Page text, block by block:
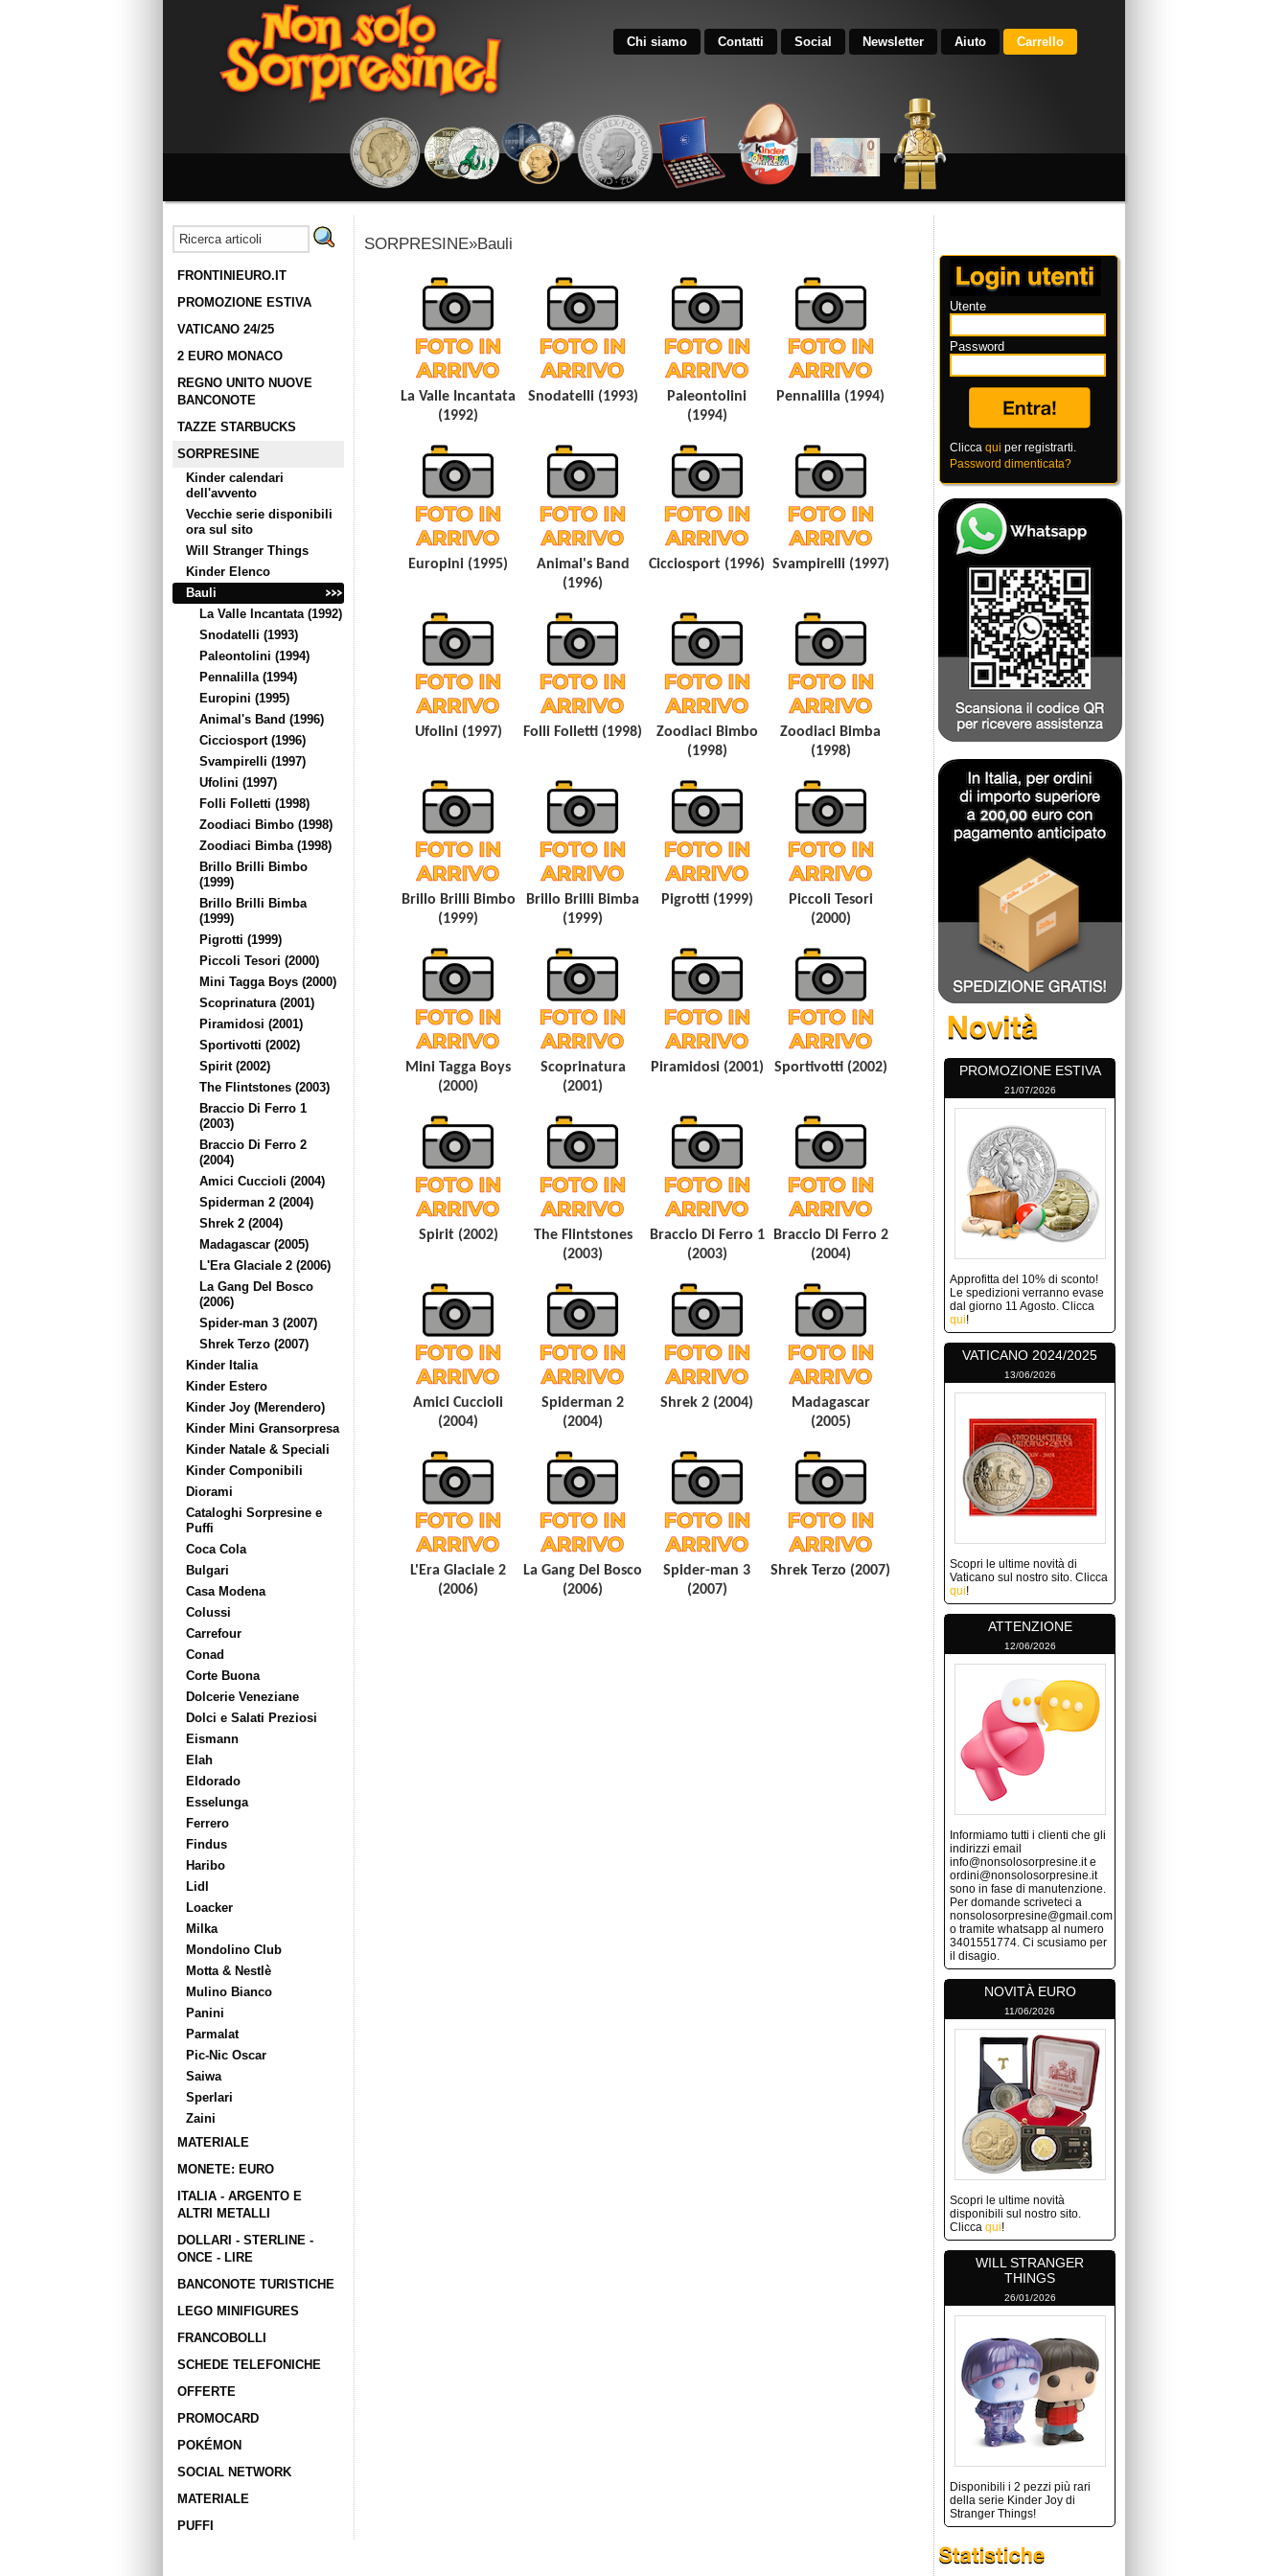
Chi siamo Contatti Social Newsletter Aiuto Carrello
FRONTINIEURO.IT
PROMOZIONE ESTIVA
VATICANO 24/25
2 EURO MONACO
REGNO UNITO NUOVE
BANCONOTE
TAZZE STARBUCKS
SORPRESINE
Kinder calendari
dell'avvento
Vecchie serie disponibili
ora sul sito
Will Stranger Things
Kinder Elenco
Bauli
La Valle Incantata (1992)
Snodatelli (1993)
Paleontolini (1994)
Pennalilla (1994)
Europini (1995)
Animal's Band (1996)
Cicciosport (1996)
Svampirelli (1997)
Ufolini (1997)
Folli Folletti (1998)
Zoodiaci Bimbo (1998)
Zoodiaci Bimba (1998)
Brillo Brilli Bimbo
(1999)
Brillo Brilli Bimba
(1999)
Pigrotti (1999)
Piccoli Tesori (2000)
Mini Tagga Boys (2000)
Scoprinatura (2001)
Piramidosi (2001)
Sportivotti (2002)
Spirit (2002)
The Flintstones (2003)
Braccio Di Ferro 1
(2003)
Braccio Di Ferro 2
(2004)
Amici Cuccioli (2004)
Spiderman 2 (2004)
Shrek 2 (2004)
Madagascar (2005)
L'Era Glaciale 2 (2006)
La Gang Del Bosco
(2006)
Spider-man 3 (2007)
Shrek Terzo (2007)
Kinder Italia
Kinder Estero
Kinder Joy (Merendero)
Kinder Mini Gransorpresa
Kinder Natale & Speciali
Kinder Componibili
Diorami
Cataloghi Sorpresine e
Puffi
Coca Cola
Bulgari
Casa Modena
Colussi
Carrefour
Conad
Corte Buona
Dolcerie Veneziane
Dolci e Salati Preziosi
Eismann
Elah
Eldorado
Esselunga
Ferrero
Findus
Haribo
Lidl
Loacker
Milka
Mondolino Club
Motta & Nestlè
Mulino Bianco
Panini
Parmalat
Pic-Nic Oscar
Saiwa
Sperlari
Zaini
MATERIALE
MONETE: EURO
ITALIA - ARGENTO E
ALTRI METALLI
DOLLARI - STERLINE -
ONCE - LIRE
BANCONOTE TURISTICHE
LEGO MINIFIGURES
FRANCOBOLLI
SCHEDE TELEFONICHE
OFFERTE
PROMOCARD
POKÉMON
SOCIAL NETWORK
MATERIALE
PUFFI
SORPRESINE»Bauli
La Valle Incantata
(1992)
Snodatelli (1993)
Paleontolini
(1994)
Pennalilla (1994)
Europini (1995)
Animal's Band
(1996)
Cicciosport (1996) Svampirelli (1997)
Ufolini (1997) Folli Folletti (1998)
Zoodiaci Bimbo
(1998)
Zoodiaci Bimba
(1998)
Brillo Brilli Bimbo
(1999)
Brillo Brilli Bimba
(1999)
Pigrotti (1999)
Piccoli Tesori
(2000)
Mini Tagga Boys
(2000)
Scoprinatura
(2001)
Piramidosi (2001) Sportivotti (2002)
Spirit (2002)
The Flintstones
(2003)
Braccio Di Ferro 1
(2003)
Braccio Di Ferro 2
(2004)
Amici Cuccioli
(2004)
Spiderman 2
(2004)
Shrek 2 (2004)
Madagascar
(2005)
L'Era Glaciale 2
(2006)
La Gang Del Bosco
(2006)
Spider-man 3
(2007)
Shrek Terzo (2007)
Utente
Password
Clicca qui per registrarti.
Password dimenticata?
PROMOZIONE ESTIVA
21/07/2026
Approfitta del 10% di sconto!
Le spedizioni verranno evase
dal giorno 11 Agosto. Clicca
qui!
VATICANO 2024/2025
13/06/2026
Scopri le ultime novità di
Vaticano sul nostro sito. Clicca
qui!
ATTENZIONE
12/06/2026
Informiamo tutti i clienti che gli
indirizzi email
info@nonsolosorpresine.it e
ordini@nonsolosorpresine.it
sono in fase di manutenzione.
Per domande scriveteci a
nonsolosorpresine@gmail.com
o tramite whatsapp al numero
3401551774. Ci scusiamo per
il disagio.
NOVITÀ EURO
11/06/2026
Scopri le ultime novità
disponibili sul nostro sito.
Clicca qui!
WILL STRANGER
THINGS
26/01/2026
Disponibili i 2 pezzi più rari
della serie Kinder Joy di
Stranger Things!